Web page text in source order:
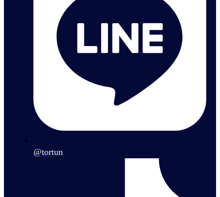
@tortun